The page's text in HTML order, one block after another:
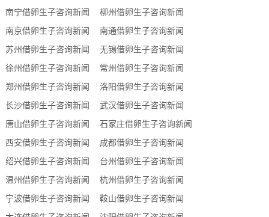
南宁借卵生子咨询新闻
柳州借卵生子咨询新闻
南京借卵生子咨询新闻
南通借卵生子咨询新闻
苏州借卵生子咨询新闻
无锡借卵生子咨询新闻
徐州借卵生子咨询新闻
常州借卵生子咨询新闻
郑州借卵生子咨询新闻
洛阳借卵生子咨询新闻
长沙借卵生子咨询新闻
武汉借卵生子咨询新闻
唐山借卵生子咨询新闻
石家庄借卵生子咨询新闻
西安借卵生子咨询新闻
成都借卵生子咨询新闻
绍兴借卵生子咨询新闻
台州借卵生子咨询新闻
温州借卵生子咨询新闻
杭州借卵生子咨询新闻
宁波借卵生子咨询新闻
鞍山借卵生子咨询新闻